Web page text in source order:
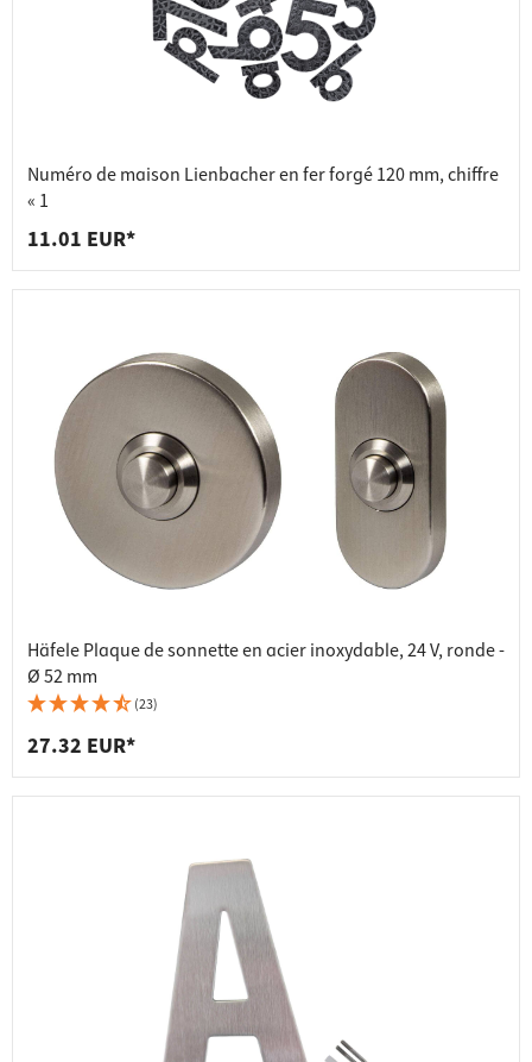
Numéro de maison Lienbacher en fer forgé 120 mm, chiffre
« 1
11.01 EUR*
Häfele Plaque de sonnette en acier inoxydable, 24 V, ronde -
Ø 52 mm
(23)
27.32 EUR*